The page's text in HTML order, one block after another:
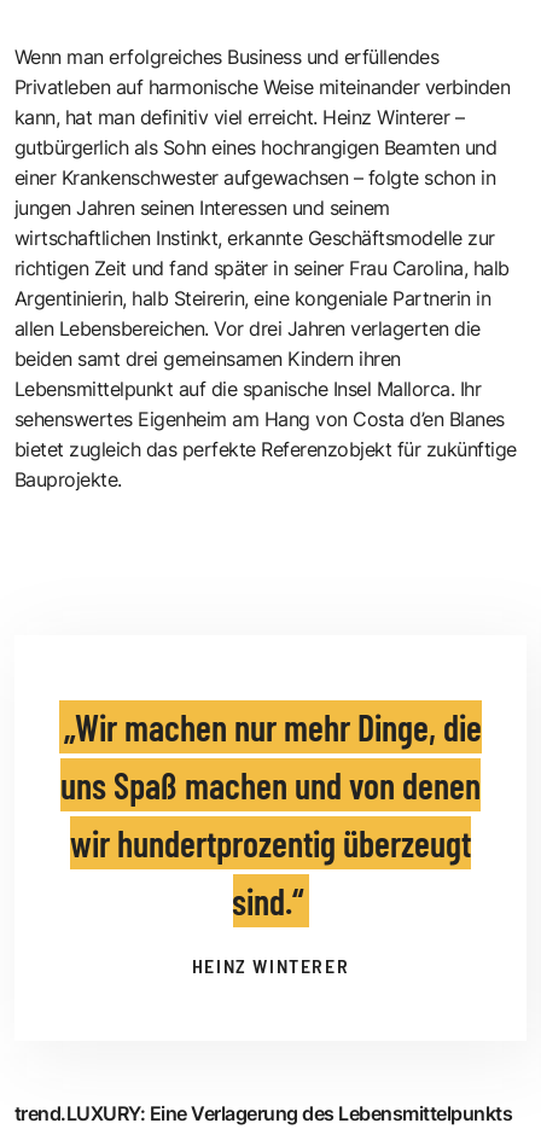
Wenn man erfolgreiches Business und erfüllendes
Privatleben auf harmonische Weise miteinander verbinden
kann, hat man definitiv viel erreicht. Heinz Winterer –
gutbürgerlich als Sohn eines hochrangigen Beamten und
einer Krankenschwester aufgewachsen – folgte schon in
jungen Jahren seinen Interessen und seinem
wirtschaftlichen Instinkt, erkannte Geschäftsmodelle zur
richtigen Zeit und fand später in seiner Frau Carolina, halb
Argentinierin, halb Steirerin, eine kongeniale Partnerin in
allen Lebensbereichen. Vor drei Jahren verlagerten die
beiden samt drei gemeinsamen Kindern ihren
Lebensmittelpunkt auf die spanische Insel Mallorca. Ihr
sehenswertes Eigenheim am Hang von Costa d’en Blanes
bietet zugleich das perfekte Referenzobjekt für zukünftige
Bauprojekte.
Wir machen nur mehr Dinge, die
uns Spaß machen und von denen
wir hundertprozentig überzeugt
sind.
HEINZ WINTERER
trend.LUXURY: Eine Verlagerung des Lebensmittelpunkts